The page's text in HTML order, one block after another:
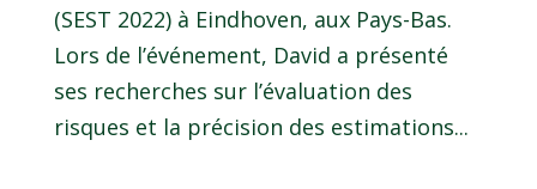
(SEST 2022) à Eindhoven, aux Pays-Bas.
Lors de l’événement, David a présenté
ses recherches sur l’évaluation des
risques et la précision des estimations...